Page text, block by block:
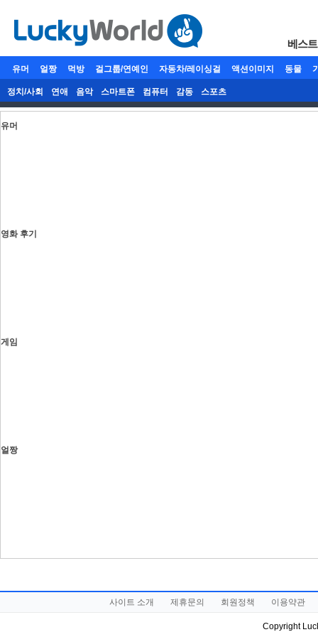
베스
유머 얼짱 먹방 걸그룹/연예인 자동차/레이싱걸 액션이미지 동물
정치/사회 연애 음악 스마트폰 컴퓨터 감동 스포츠
유머
영화 후기
게임
얼짱
사이트 소개 제휴문의 회원정책 이용약관
Copyright